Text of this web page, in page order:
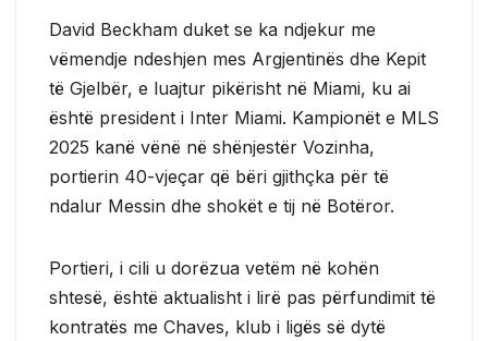
David Beckham duket se ka ndjekur me
vëmendje ndeshjen mes Argjentinës dhe Kepit
të Gjelbër, e luajtur pikërisht në Miami, ku ai
është president i Inter Miami. Kampionët e MLS
2025 kanë vënë në shënjestër Vozinha,
portierin 40-vjeçar që bëri gjithçka për të
ndalur Messin dhe shokët e tij në Botëror.
Portieri, i cili u dorëzua vetëm në kohën
shtesë, është aktualisht i lirë pas përfundimit të
kontratës me Chaves, klub i ligës së dytë